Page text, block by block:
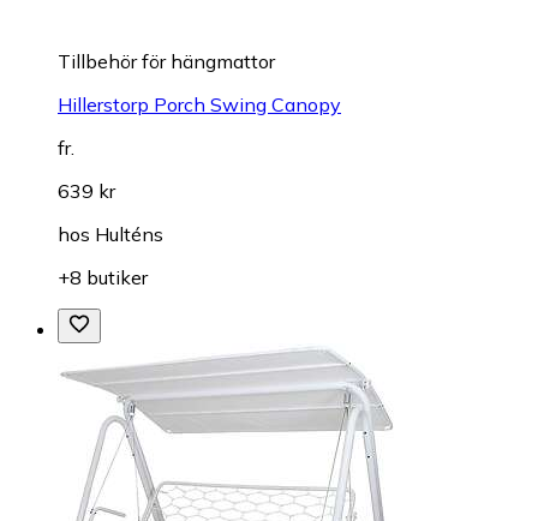
Tillbehör för hängmattor
Hillerstorp Porch Swing Canopy
fr.
639 kr
hos Hulténs
+8 butiker